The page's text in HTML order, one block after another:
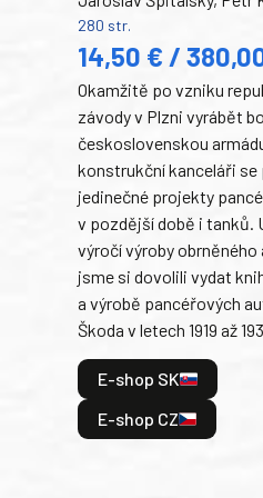
280 str.
14,50 € /
Okamžitě po vzniku
závody v Plzni vyrábět
československou
konstrukční kanceláři
jedinečné projekty
v pozdější době i tanků.
výročí výroby
jsme si dovolili vydat
a výrobě pancéřových
Škoda v letech 1919 až
E-shop SK
E-shop CZ